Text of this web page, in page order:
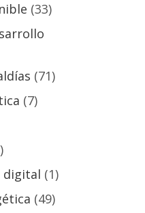
(33)
(71)
(7)
digital (1)
(49)